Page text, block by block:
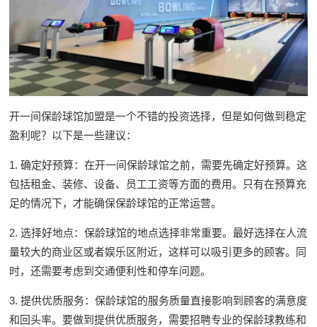
开一间保龄球馆加盟是一个不错的投资选择，但是如何做到稳定
盈利呢？以下是一些建议：
1. 确定好预算：在开一间保龄球馆之前，需要先确定好预算。这
包括租金、装修、设备、员工工资等方面的费用。只有在预算充
足的情况下，才能确保保龄球馆的正常运营。
2. 选择好地点：保龄球馆的地点选择非常重要。最好选择在人流
量较大的商业区或者娱乐区附近，这样可以吸引更多的顾客。同
时，还需要考虑到交通便利性和停车问题。
3. 提供优质服务：保龄球馆的服务质量直接影响到顾客的满意度
和回头率。要做到提供优质服务，需要招聘专业的保龄球教练和